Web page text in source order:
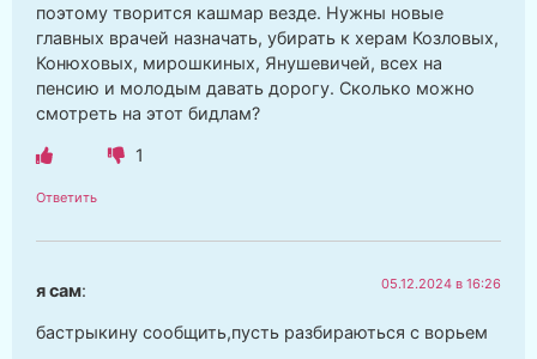
поэтому творится кашмар везде. Нужны новые
главных врачей назначать, убирать к херам Козловых,
Конюховых, мирошкиных, Янушевичей, всех на
пенсию и молодым давать дорогу. Сколько можно
смотреть на этот бидлам?
1
Ответить
я сам: 05.12.2024 в 16:26
бастрыкину сообщить,пусть разбираються с ворьем